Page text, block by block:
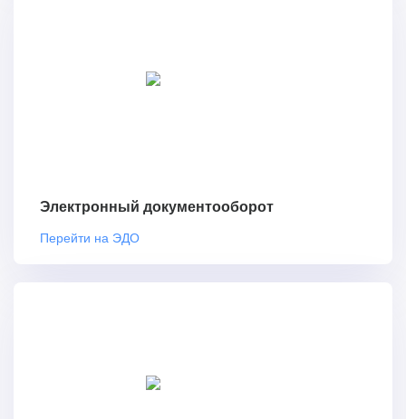
Электронный документооборот
Перейти на ЭДО